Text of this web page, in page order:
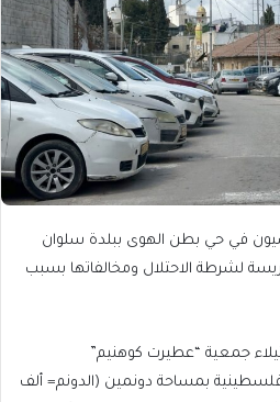
في حي بطن الهوى ببلدة سلوان
لشرطة الاحتلال ومخالفاتها بسبب
جمعية “عطيرت كوهنيم”
بمساحة دونمين (الدونم= ألف